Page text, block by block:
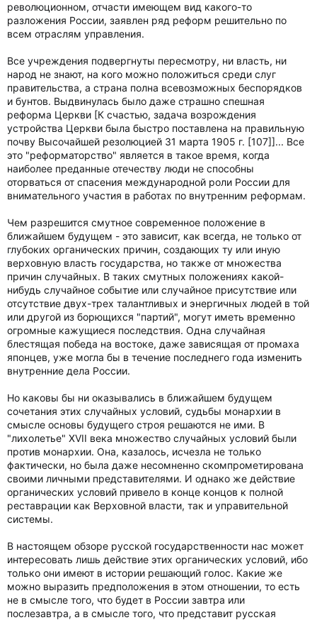
революционном, отчасти имеющем вид какого-то
разложения России, заявлен ряд реформ решительно по
всем отраслям управления.
Все учреждения подвергнуты пересмотру, ни власть, ни
народ не знают, на кого можно положиться среди слуг
правительства, а страна полна всевозможных беспорядков
и бунтов. Выдвинулась было даже страшно спешная
реформа Церкви [К счастью, задача возрождения
устройства Церкви была быстро поставлена на правильную
почву Высочайшей резолюцией 31 марта 1905 г. [107]]... Все
это "реформаторство" является в такое время, когда
наиболее преданные отечеству люди не способны
оторваться от спасения международной роли России для
внимательного участия в работах по внутренним реформам.
Чем разрешится смутное современное положение в
ближайшем будущем - это зависит, как всегда, не только от
глубоких органических причин, создающих ту или иную
верховную власть государства, но также от множества
причин случайных. В таких смутных положениях какой-
нибудь случайное событие или случайное присутствие или
отсутствие двух-трех талантливых и энергичных людей в той
или другой из борющихся "партий", могут иметь временно
огромные кажущиеся последствия. Одна случайная
блестящая победа на востоке, даже зависящая от промаха
японцев, уже могла бы в течение последнего года изменить
внутренние дела России.
Но каковы бы ни оказывались в ближайшем будущем
сочетания этих случайных условий, судьбы монархии в
смысле основы будущего строя решаются не ими. В
"лихолетье" XVII века множество случайных условий были
против монархии. Она, казалось, исчезла не только
фактически, но была даже несомненно скомпрометирована
своими личными представителями. И однако же действие
органических условий привело в конце концов к полной
реставрации как Верховной власти, так и управительной
системы.
В настоящем обзоре русской государственности нас может
интересовать лишь действие этих органических условий, ибо
только они имеют в истории решающий голос. Какие же
можно выразить предположения в этом отношении, то есть
не в смысле того, что будет в России завтра или
послезавтра, а в смысле того, что представит русская